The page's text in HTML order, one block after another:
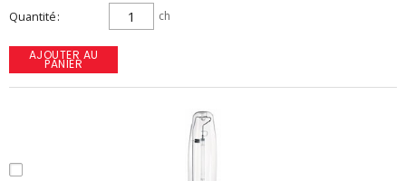
Quantité ch
AJOUTER AU
PANIER